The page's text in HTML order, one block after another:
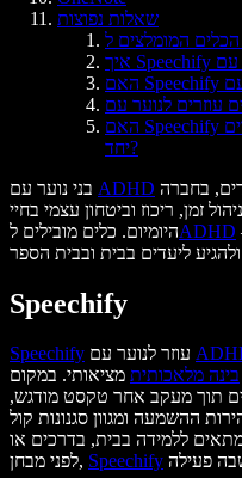
שאלות נפוצות
האם Speechify טוב לנוער שמרבה לעשות כמה דברים
יחד?
ADHD
זמן, ריכוז וביטחון עצמי בחיי
היומיום. כלים מובילים לADHD
Speechify
Speechify
בינה מלאכותית מציאותי. במקום
תוך מעקב אחר טקסט מודגש,
ההשמעה ומגוון סגנונות קול
ללמידה בבית, בדרכים או
לפני מבחן, Speechify